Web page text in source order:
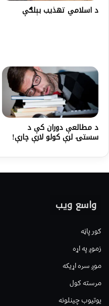
د اسلامي تهذیب بېلګې
د مطالعې دوران کې د
سستۍ لرې کولو لارې چارې!
واسع ویب
کور پاڼه
زموږ په اړه
موږ سره اړیکه
مرسته کول
یوتیوب چینلونه